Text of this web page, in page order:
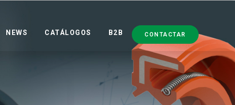
NEWS CATÁLOGOS B2B CONTACTAR